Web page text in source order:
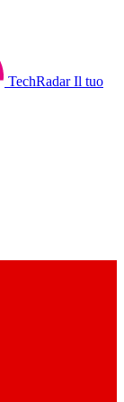
TechRadar Il tuo